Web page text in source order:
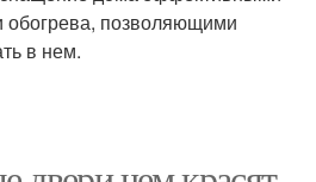
обогрева, позволяющими
в нем.